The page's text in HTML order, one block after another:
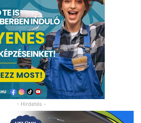
- Hirdetés -